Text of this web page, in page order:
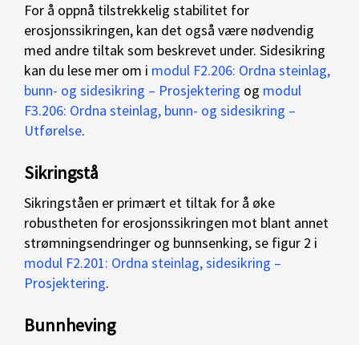
For å oppnå tilstrekkelig stabilitet for
erosjonssikringen, kan det også være nødvendig
med andre tiltak som beskrevet under. Sidesikring
kan du lese mer om i modul F2.206: Ordna steinlag,
bunn- og sidesikring – Prosjektering og modul
F3.206: Ordna steinlag, bunn- og sidesikring –
Utførelse.
Sikringstå
Sikringståen er primært et tiltak for å øke
robustheten for erosjonssikringen mot blant annet
strømningsendringer og bunnsenking, se figur 2 i
modul F2.201: Ordna steinlag, sidesikring –
Prosjektering.
Bunnheving